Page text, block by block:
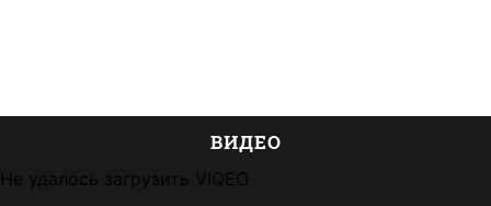
ВИДЕО
Не удалось загрузить VIQEO